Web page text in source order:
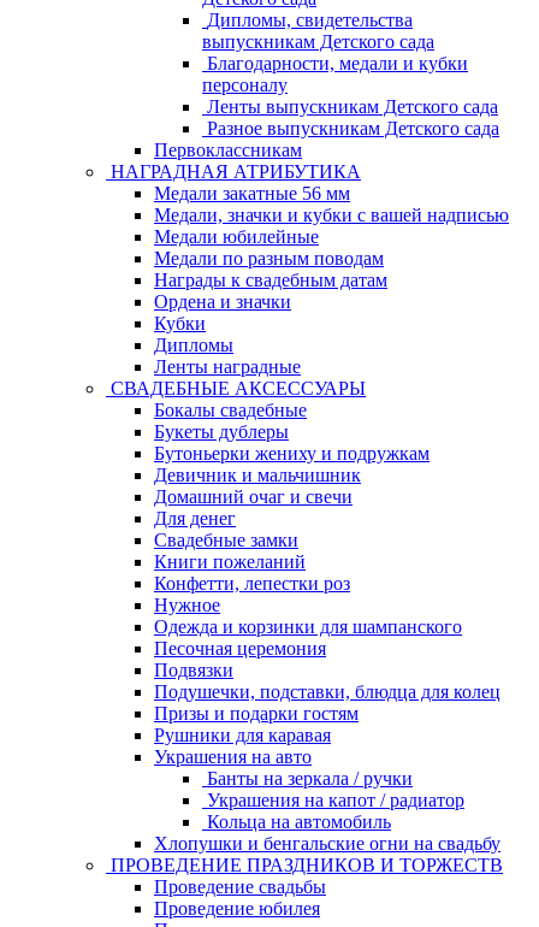
Дипломы, свидетельства
выпускникам Детского сада
Благодарности, медали и кубки
персоналу
Ленты выпускникам Детского сада
Разное выпускникам Детского сада
Первоклассникам
НАГРАДНАЯ АТРИБУТИКА
Медали закатные 56 мм
Медали, значки и кубки с вашей надписью
Медали юбилейные
Медали по разным поводам
Награды к свадебным датам
Ордена и значки
Кубки
Дипломы
Ленты наградные
СВАДЕБНЫЕ АКСЕССУАРЫ
Бокалы свадебные
Букеты дублеры
Бутоньерки жениху и подружкам
Девичник и мальчишник
Домашний очаг и свечи
Для денег
Свадебные замки
Книги пожеланий
Конфетти, лепестки роз
Нужное
Одежда и корзинки для шампанского
Песочная церемония
Подвязки
Подушечки, подставки, блюдца для колец
Призы и подарки гостям
Рушники для каравая
Украшения на авто
Банты на зеркала / ручки
Украшения на капот / радиатор
Кольца на автомобиль
Хлопушки и бенгальские огни на свадьбу
ПРОВЕДЕНИЕ ПРАЗДНИКОВ И ТОРЖЕСТВ
Проведение свадьбы
Проведение юбилея